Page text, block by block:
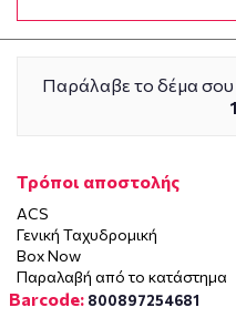
Παράλαβε το δέμα
Τρόποι αποστολής
ACS
Γενική Ταχυδρομική
Box Now
Παραλαβή από το κατάστημα
Barcode: 800897254681